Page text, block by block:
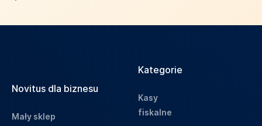
Novitus dla biznesu
Mały sklep
Kategorie
Kasy
fiskalne